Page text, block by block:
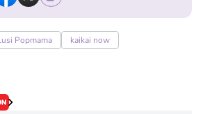
Popmama kaikai now